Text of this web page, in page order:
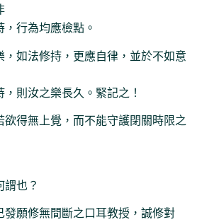
，行為均應檢點。
，如法修持，更應自律，並於不如意
則汝之樂長久。緊記之！
欲得無上覺，而不能守護閉關時限之
謂也？
發願修無間斷之口耳教授，誠修對